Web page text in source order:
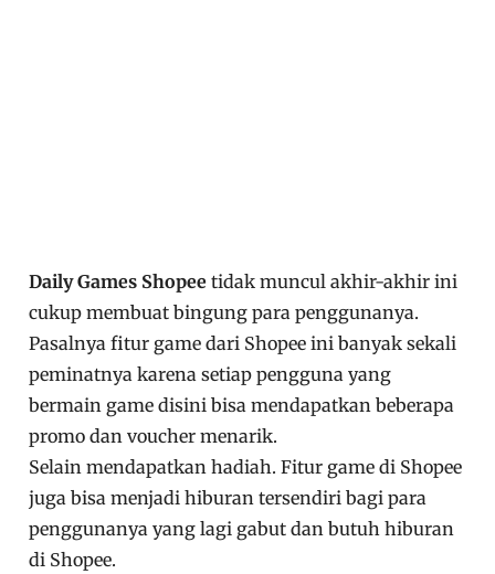
Daily Games Shopee tidak muncul akhir-akhir ini
cukup membuat bingung para penggunanya.
Pasalnya fitur game dari Shopee ini banyak sekali
peminatnya karena setiap pengguna yang
bermain game disini bisa mendapatkan beberapa
promo dan voucher menarik.
Selain mendapatkan hadiah. Fitur game di Shopee
juga bisa menjadi hiburan tersendiri bagi para
penggunanya yang lagi gabut dan butuh hiburan
di Shopee.